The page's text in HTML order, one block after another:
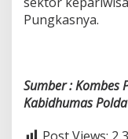
Pungkasnya.
Sumber : Kombes
Kabidhumas